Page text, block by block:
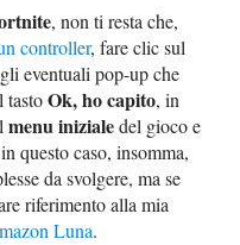
, non ti resta che,
controller, fare clic sul
eventuali pop-up che
tastoOk, ho capito, in
menu inizialedel gioco e
questo caso, insomma,
da svolgere, ma se
riferimento alla mia
Luna.